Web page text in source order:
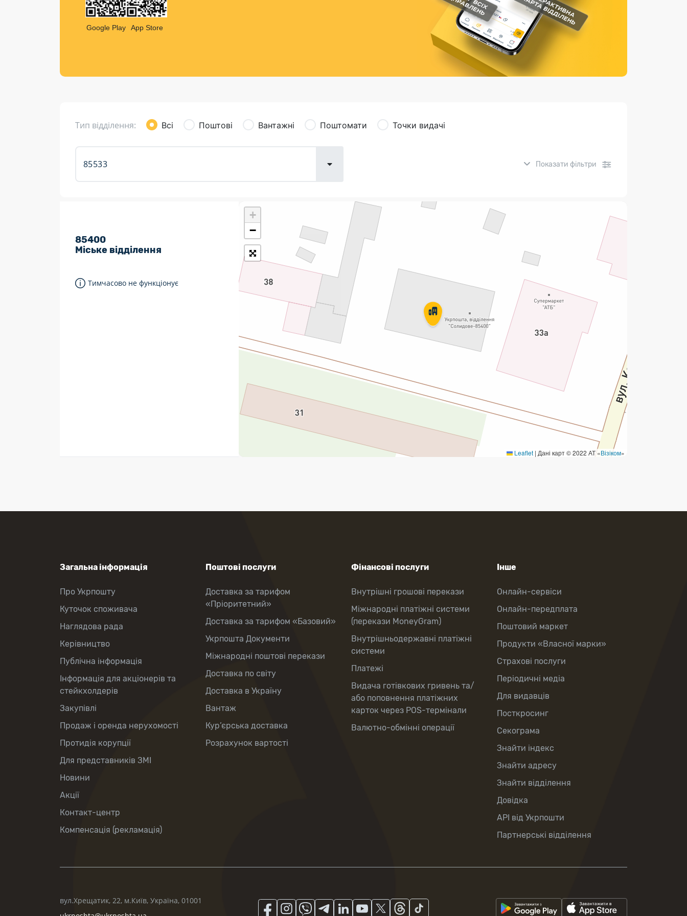
Листи та листівки
Кур’єрська доставка
Страхові послуги
Каталог «Укрпошта Маркет»
Google Play App Store
Тип відділення: Всі Поштові Вантажні Поштомати Точки видачі
Показати фільтри
7 днів на тиждень
Працюють у вихідні
Укрпошта Експрес/тариф
«Пріоритетний»
Укрпошта Стандарт/тариф «Базовий»
Доставка за межі України
Прийом вантажів
Фінансові послуги:
Комунальні та інші платежі
85400
Міське відділення
Тимчасово не функціонує
+
−
Leaflet | Дані карт © 2022 АТ «Візіком»
Загальна інформація
Про Укрпошту
Куточок споживача
Наглядова рада
Керівництво
Публічна інформація
Інформація для акціонерів та
стейкхолдерів
Закупівлі
Продаж і оренда нерухомості
Протидія корупції
Для представників ЗМІ
Новини
Акції
Контакт-центр
Компенсація (рекламація)
Поштові послуги
Доставка за тарифом
«Пріоритетний»
Доставка за тарифом «Базовий»
Укрпошта Документи
Міжнародні поштові перекази
Доставка по світу
Доставка в Україну
Вантаж
Кур’єрська доставка
Розрахунок вартості
Фінансові послуги
Внутрішні грошові перекази
Міжнародні платіжні системи
(перекази MoneyGram)
Внутрішньодержавні платіжні
системи
Платежі
Видача готівкових гривень та/
або поповнення платіжних
карток через POS-термінали
Валютно-обмінні операції
Інше
Онлайн-сервіси
Онлайн-передплата
Поштовий маркет
Продукти «Власної марки»
Страхові послуги
Періодичні медіа
Для видавців
Посткросинг
Секограма
Знайти індекс
Знайти адресу
Знайти відділення
Довідка
API від Укрпошти
Партнерські відділення
вул.Хрещатик, 22, м.Київ, Україна, 01001